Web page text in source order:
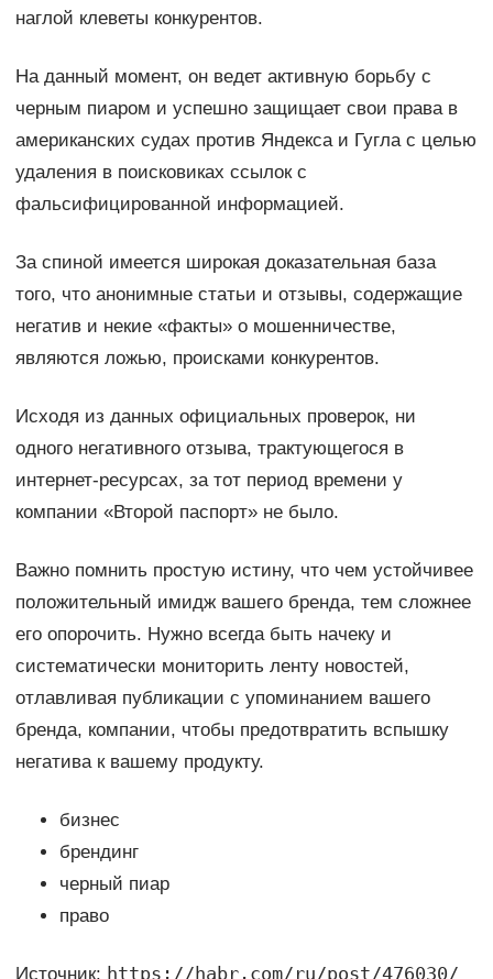
наглой клеветы конкурентов.
На данный момент, он ведет активную борьбу с
черным пиаром и успешно защищает свои права в
американских судах против Яндекса и Гугла с целью
удаления в поисковиках ссылок с
фальсифицированной информацией.
За спиной имеется широкая доказательная база
того, что анонимные статьи и отзывы, содержащие
негатив и некие «факты» о мошенничестве,
являются ложью, происками конкурентов.
Исходя из данных официальных проверок, ни
одного негативного отзыва, трактующегося в
интернет-ресурсах, за тот период времени у
компании «Второй паспорт» не было.
Важно помнить простую истину, что чем устойчивее
положительный имидж вашего бренда, тем сложнее
его опорочить. Нужно всегда быть начеку и
систематически мониторить ленту новостей,
отлавливая публикации с упоминанием вашего
бренда, компании, чтобы предотвратить вспышку
негатива к вашему продукту.
бизнес
брендинг
черный пиар
право
Источник: https://habr.com/ru/post/476030/